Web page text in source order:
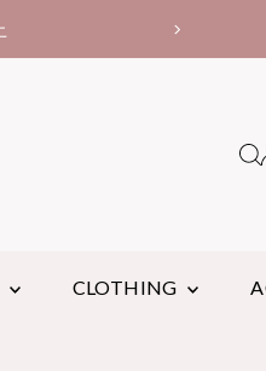
CLOTHING